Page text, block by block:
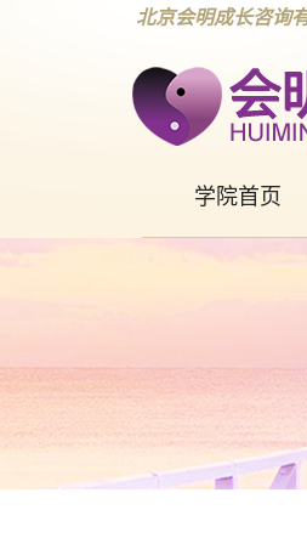
北京会明成长咨询
学院首页